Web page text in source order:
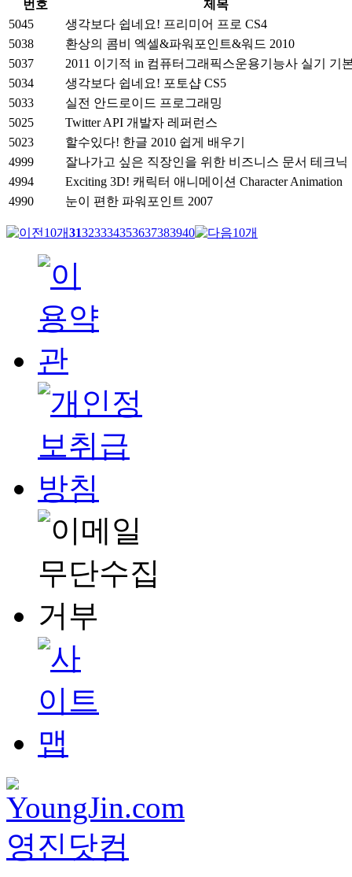
번호
제목
5045
생각보다 쉽네요! 프리미어 프로 CS4
5038
환상의 콤비 엑셀&파워포인트&워드 2010
5037
2011 이기적 in 컴퓨터그래픽스운용기능사 실기 기
5034
생각보다 쉽네요! 포토샵 CS5
5033
실전 안드로이드 프로그래밍
5025
Twitter API 개발자 레퍼런스
5023
할수있다! 한글 2010 쉽게 배우기
4999
잘나가고 싶은 직장인을 위한 비즈니스 문서 테크닉
4994
Exciting 3D! 캐릭터 애니메이션 Character Animation
4990
눈이 편한 파워포인트 2007
31323334353637383940